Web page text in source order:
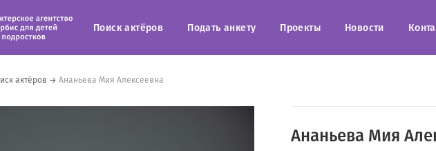
Поиск актёров Подать анкету Проекты Новости
актёров → Ананьева Мия Алексеевна
Ананьева Мия